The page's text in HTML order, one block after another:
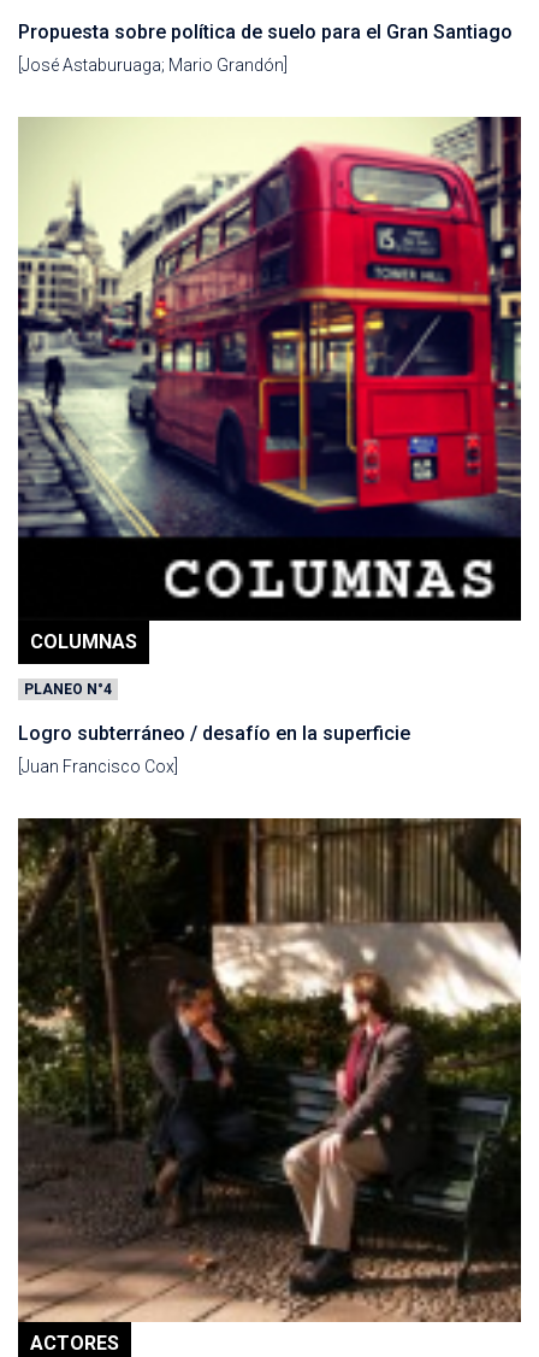
Propuesta sobre política de suelo para el Gran Santiago
[José Astaburuaga; Mario Grandón]
COLUMNAS
PLANEO N°4
Logro subterráneo / desafío en la superficie
[Juan Francisco Cox]
ACTORES